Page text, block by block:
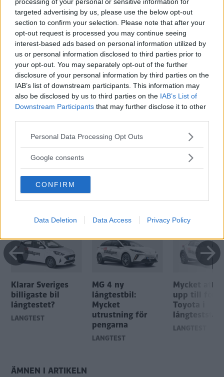
targeted advertising by us, please use the below opt-out
section to confirm your selection. Please note that after your
opt-out request is processed you may continue seeing
interest-based ads based on personal information utilized by
us or personal information disclosed to third parties prior to
your opt-out. You may separately opt-out of the further
disclosure of your personal information by third parties on the
IAB’s list of downstream participants. This information may
also be disclosed by us to third parties on the IAB’s List of
Downstream Participants that may further disclose it to other
Please note that this website/app uses one or more Google
not limited to your visit or usage behaviour. You may click to
use your data for below specified purposes in below Google
consent section.
Personal Data Processing Opt Outs
Google consents
CONFIRM
Data Deletion Data Access Privacy Policy
med storlastande Honda och vardagshänget med
supersmidiga och spektakulärt designade Toyota C-HR.
MISSA INTE KOMMANDE ARTIKLAR OM
LÅNGTEST 2024
Få vårt nyhetsbrev utan kostnad
Genom att anmäla dig godkänner du OK-förlagets
MER FRÅN VI BILÄGARE
Klarar Sveriges
billigaste bil
långtestet?
LÅNGTEST
MG 4 ny
långtestbil:
Mycket
utrustning för
pengarna
LÅNGTEST
Mycket att
upp till för
Toyota i
LÅNGTEST
ÄMNEN I ARTIKELN